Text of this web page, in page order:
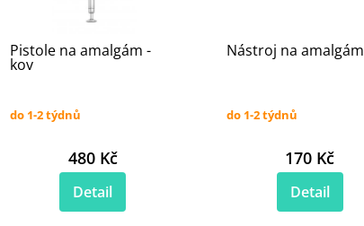
Pistole na amalgám -
kov
do 1-2 týdnů
480 Kč
Detail
Nástroj na amalgám
do 1-2 týdnů
170 Kč
Detail